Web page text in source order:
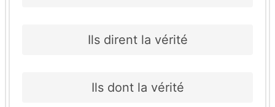
Ils dirent la vérité
Ils dont la vérité